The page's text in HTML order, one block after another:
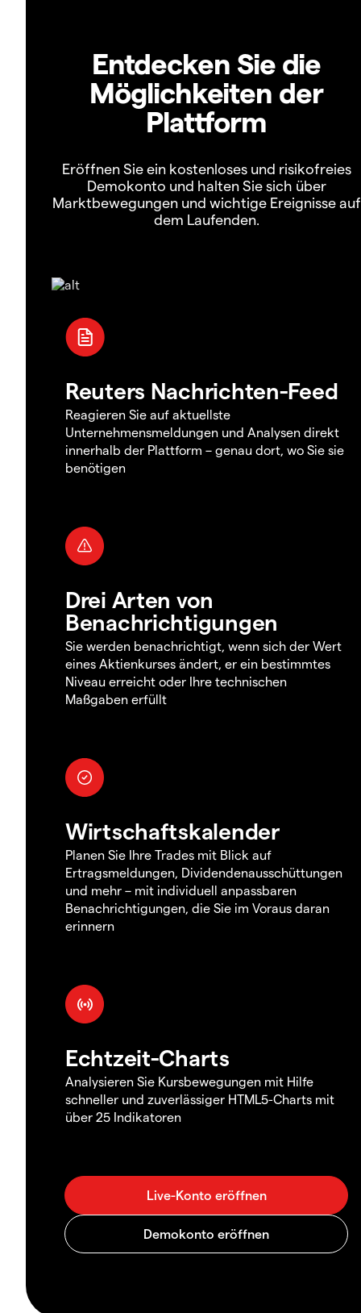
Entdecken Sie die
Möglichkeiten der
Plattform
Eröffnen Sie ein kostenloses und risikofreies
Demokonto und halten Sie sich über
Marktbewegungen und wichtige Ereignisse auf
dem Laufenden.
Reuters Nachrichten-Feed
Reagieren Sie auf aktuellste
Unternehmensmeldungen und Analysen direkt
innerhalb der Plattform – genau dort, wo Sie sie
benötigen
Drei Arten von
Benachrichtigungen
Sie werden benachrichtigt, wenn sich der Wert
eines Aktienkurses ändert, er ein bestimmtes
Niveau erreicht oder Ihre technischen
Maßgaben erfüllt
Wirtschaftskalender
Planen Sie Ihre Trades mit Blick auf
Ertragsmeldungen, Dividendenausschüttungen
und mehr – mit individuell anpassbaren
Benachrichtigungen, die Sie im Voraus daran
erinnern
Echtzeit-Charts
Analysieren Sie Kursbewegungen mit Hilfe
schneller und zuverlässiger HTML5-Charts mit
über 25 Indikatoren